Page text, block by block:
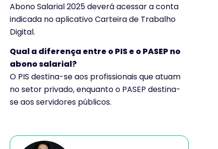
Abono Salarial 2025 deverá acessar a conta
indicada no aplicativo Carteira de Trabalho
Digital.
Qual a diferença entre o PIS e o PASEP no
abono salarial?
O PIS destina-se aos profissionais que atuam
no setor privado, enquanto o PASEP destina-
se aos servidores públicos.